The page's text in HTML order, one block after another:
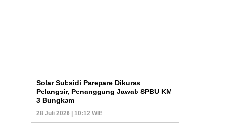
Solar Subsidi Parepare Dikuras
Pelangsir, Penanggung Jawab SPBU KM
3 Bungkam
28 Juli 2026 | 10:12 WIB